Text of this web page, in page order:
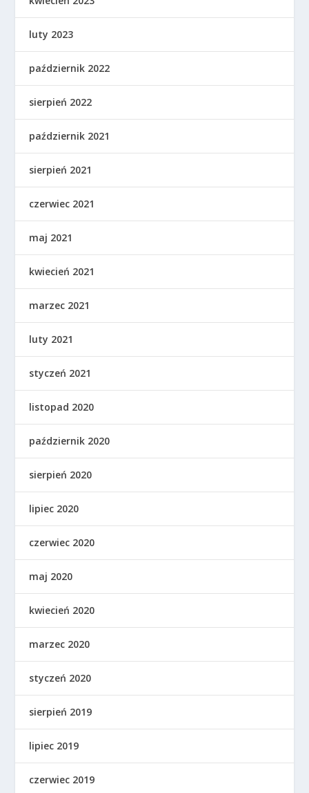
luty 2023
październik 2022
sierpień 2022
październik 2021
sierpień 2021
czerwiec 2021
maj 2021
kwiecień 2021
marzec 2021
luty 2021
styczeń 2021
listopad 2020
październik 2020
sierpień 2020
lipiec 2020
czerwiec 2020
maj 2020
kwiecień 2020
marzec 2020
styczeń 2020
sierpień 2019
lipiec 2019
czerwiec 2019